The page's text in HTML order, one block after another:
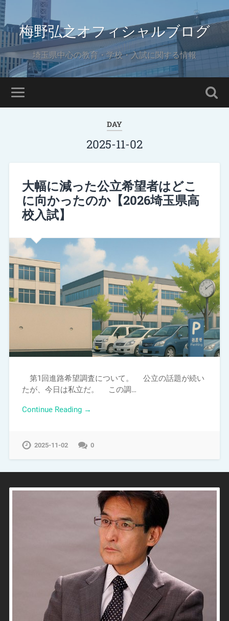
梅野弘之オフィシャルブログ
埼玉県中心の教育・学校・入試に関する情報
DAY
2025-11-02
大幅に減った公立希望者はどこ
に向かったのか【2026埼玉県高
校入試】
第1回進路希望調査について。 公立の話題が続い
たが、今日は私立だ。 この調…
Continue Reading →
2025-11-02 0